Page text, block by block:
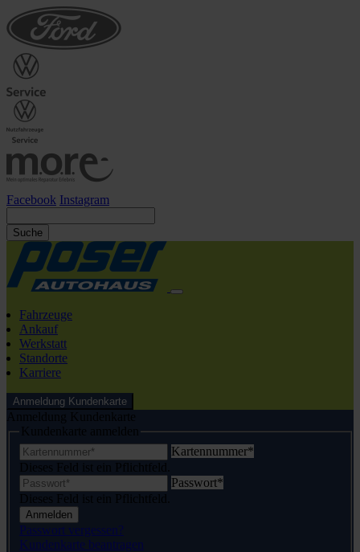
Facebook Instagram
Suche
Fahrzeuge
Ankauf
Werkstatt
Standorte
Karriere
Anmeldung Kundenkarte
Anmeldung Kundenkarte
Kundenkarte anmelden
Kartennummer*
Dieses Feld ist ein Pflichtfeld.
Passwort*
Dieses Feld ist ein Pflichtfeld.
Anmelden
Passwort vergessen?
Kundenkarte beantragen